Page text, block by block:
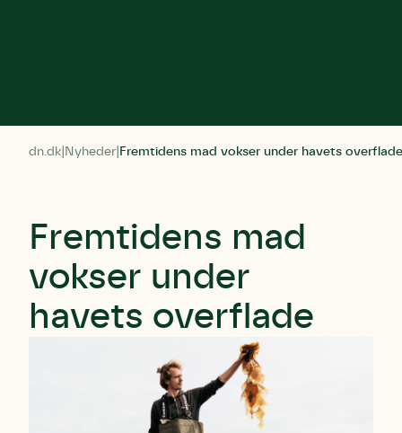
dn.dk Nyheder Fremtidens mad vokser under havets overflade
Fremtidens mad
vokser under
havets overflade